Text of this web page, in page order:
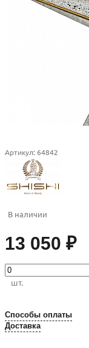
Артикул: 64842
В наличии
13 050 ₽
шт.
Способы оплаты
Доставка